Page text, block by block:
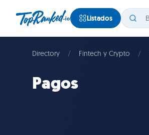
Listados
Directory Fintech y Crypto
Pagos